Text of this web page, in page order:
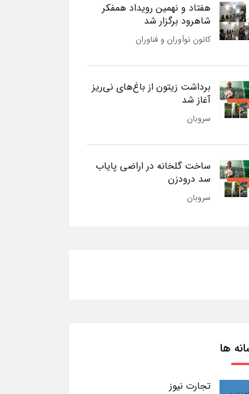
هفتاد و نهمین رویداد همفکر
شاهرود برگزار شد
کانون نوآوران و فناوران
برداشت زیتون از باغ‌های نی‌ریز
آغاز شد
سروبان
ساخت گلخانه در اراضی پایاب
سد درودزن
سروبان
ها
تجارت نیوز